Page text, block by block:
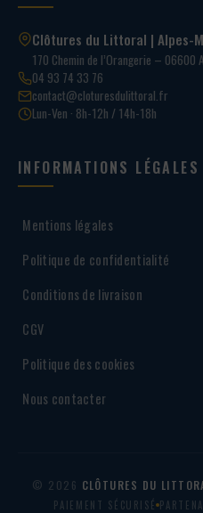
Clôtures du Littoral | Alpes-
170 Chemin de l’Orangerie – 06600
04 93 74 33 76
contact@cloturesdulittoral.fr
Lun-Ven · 8h-12h / 14h-18h
INFORMATIONS LÉGALES
Mentions légales
Politique de confidentialité
Conditions de livraison
CGV
Politique des cookies
Nous contacter
© 2026 CLÔTURES DU
PAIEMENT SÉCURISÉ